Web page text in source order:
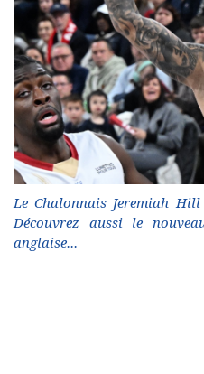
Le Chalonnais Jeremiah
Découvrez aussi le
anglaise...